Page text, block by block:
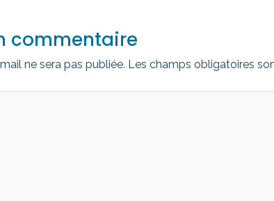
commentaire
ne sera pas publiée. Les champs obligatoires